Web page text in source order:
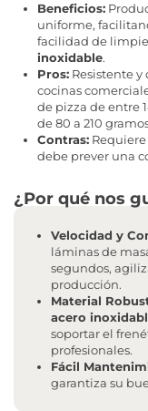
Beneficios:
uniforme,
facilidad de
inoxidable.
Pros: Resistente y
cocinas
de pizza de entre
de 80 a 210
Contras:
debe prever una
¿Por qué nos
Velocidad y
láminas de
segundos,
producción.
Material
acero
soportar el
profesionales.
Fácil
garantiza su